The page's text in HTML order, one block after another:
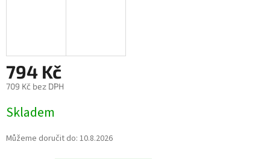
794 Kč
709 Kč bez DPH
cena:
Skladem
Můžeme doručit do: 10.8.2026